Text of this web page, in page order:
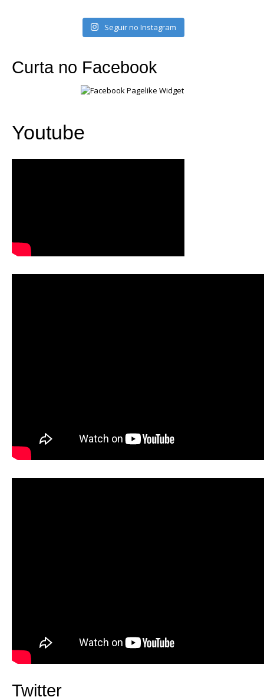
Seguir no Instagram
Curta no Facebook
Youtube
Twitter